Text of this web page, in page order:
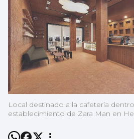
Local destinado a la cafetería
establecimiento de Zara Man en